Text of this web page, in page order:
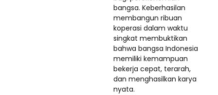
bangsa. Keberhasilan
membangun ribuan
koperasi dalam waktu
singkat membuktikan
bahwa bangsa Indonesia
memiliki kemampuan
bekerja cepat, terarah,
dan menghasilkan karya
nyata.